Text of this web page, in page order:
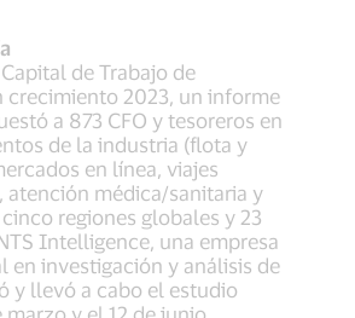
de Trabajo de
crecimiento 2023, un informe
a 873 CFO y tesoreros en
de la industria (flota y
en línea, viajes
atención médica/sanitaria y
regiones globales y 23
Intelligence, una empresa
en investigación y análisis de
y llevó a cabo el estudio
y el 12 de junio,